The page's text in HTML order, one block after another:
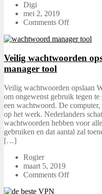
Digi
mei 2, 2019
Comments Off
Veilig wachtwoorden
manager tool
Veilig wachtwoorden opslaan
om ongewenst gebruik tegen
een wachtwoord. De
op het werk. Nederlanders
wachtwoorden hebben voor
gebruiken en dat aantal zal
[…]
Rogier
maart 5, 2019
Comments Off